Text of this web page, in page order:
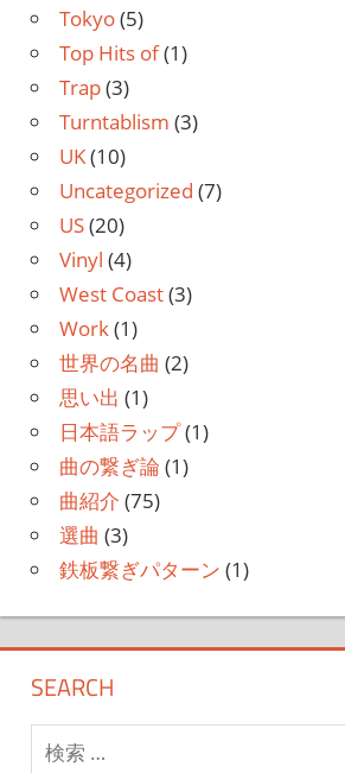
Tokyo(5)
Top Hits of(1)
Trap(3)
Turntablism (3)
UK(10)
Uncategorized (7)
US(20)
Vinyl (4)
West Coast(3)
Work(1)
世界の名曲 (2)
思い出 (1)
日本語ラップ(1)
曲の繋ぎ論 (1)
曲紹介 (75)
選曲 (3)
鉄板繋ぎパターン (1)
SEARCH